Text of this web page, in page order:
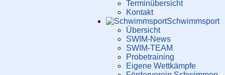
Terminübersicht
Kontakt
Schwimm­sport
Übersicht
SWIM-News
SWIM-TEAM
Probe­training
Eigene Wettkämpfe